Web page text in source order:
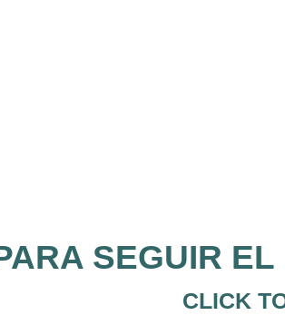
SEGUIR
CLICK